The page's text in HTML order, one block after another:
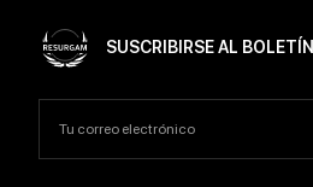
SUSCRIBIRSE AL BOLETÍN